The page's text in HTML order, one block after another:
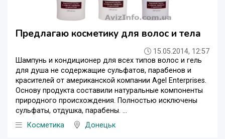
Предлагаю косметику для волос и тела
15.05.2014, 12:57
Шампунь и кондиционер для всех типов волос и гель
для душа не содержащие сульфатов, парабенов и
красителей от американской компании Agel Enterprises.
Основу продукта составили натуральные компоненты
природного происхождения. Полностью исключены
сульфаты, отдушка, парабены. ...
Косметика
Донецьк